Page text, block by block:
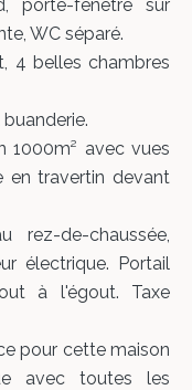
porte-fenêtre sur
WC séparé.
4 belles chambres
1000m² avec vues
en travertin devant
rez-de-chaussée,
électrique. Portail
à l'égout. Taxe
pour cette maison
avec toutes les